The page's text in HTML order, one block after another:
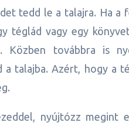
tedd le a talajra. Ha a
téglád vagy egy
Közben továbbra is
a talajba. Azért, hogy a
nyújtózz megint